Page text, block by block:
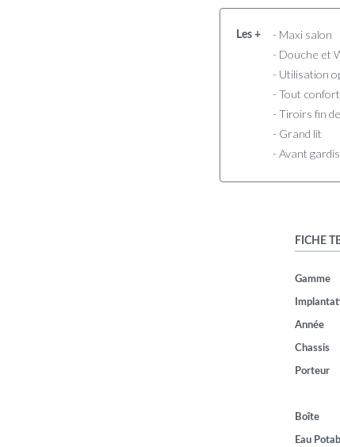
Les +
- Maxi salon
- Douche et
- Utilisation
- Tout confort
- Tiroirs fin
- Grand lit
- Avant
FICHE
Gamme
Année
Chassis
Porteur
Boîte
Eau